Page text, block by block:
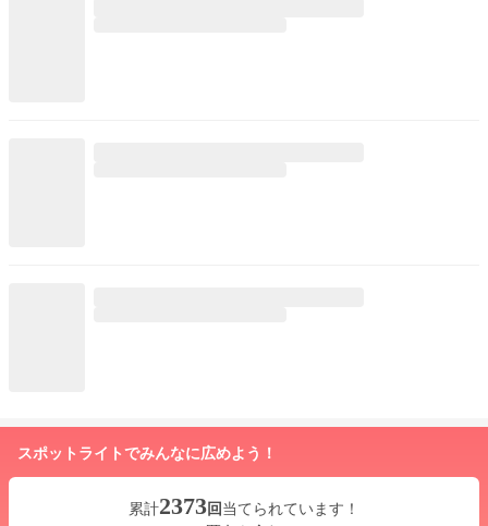
スポットライトでみんなに広めよう！
累計2373回当てられています！